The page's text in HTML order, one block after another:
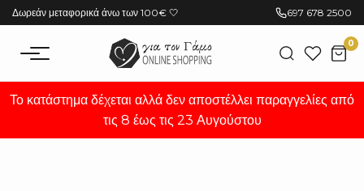
Μετάβαση
στο
περιεχόμενο
Δωρεάν μεταφορικά άνω των 100€ 🤍 697 678 2500
0
Το κατάστημα δέχεται αλλά δεν αποστέλλει παραγγελίες από
τις 8 έως τις 23 Αυγούστου